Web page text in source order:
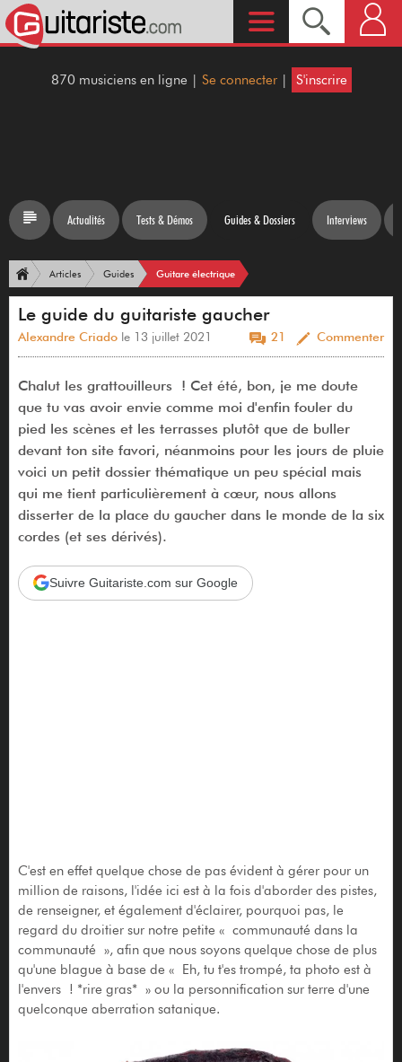
870 musiciens en ligne | Se connecter| S'inscrire
Actualités Tests & Démos Guides & Dossiers Interviews
Articles Guides Guitare électrique
Le guide du guitariste gaucher
Alexandre Criadole 13 juillet 2021 21 Commenter
Chalut les grattouilleurs ! Cet été, bon, je me doute
que tu vas avoir envie comme moi d'enfin fouler du
pied les scènes et les terrasses plutôt que de buller
devant ton site favori, néanmoins pour les jours de pluie
voici un petit dossier thématique un peu spécial mais
qui me tient particulièrement à cœur, nous allons
disserter de la place du gaucher dans le monde de la six
cordes (et ses dérivés).
Suivre Guitariste.com sur Google
C'est en effet quelque chose de pas évident à gérer pour un
million de raisons, l'idée ici est à la fois d'aborder des pistes,
de renseigner, et également d'éclairer, pourquoi pas, le
regard du droitier sur notre petite « communauté dans la
communauté », afin que nous soyons quelque chose de plus
qu'une blague à base de « Eh, tu t'es trompé, ta photo est à
l'envers ! *rire gras* » ou la personnification sur terre d'une
quelconque aberration satanique.